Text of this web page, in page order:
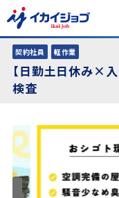
契約社員 軽作業
【日勤土日休み×
検査